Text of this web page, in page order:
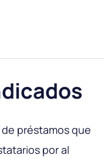
préstamos que
por al